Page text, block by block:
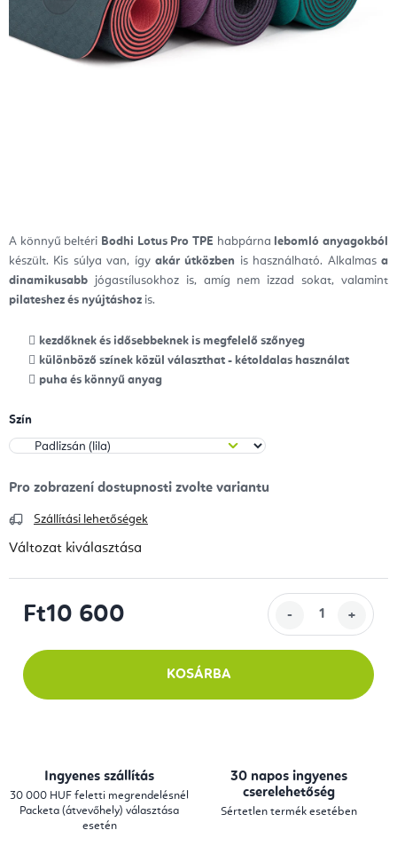
A könnyű beltéri Bodhi Lotus Pro TPE habpárna lebomló anyagokból
készült. Kis súlya van, így akár útközben is használható. Alkalmasa
dinamikusabb jógastílusokhoz is, amíg nem izzad sokat, valamint
pilateshez és nyújtáshoz is.
kezdőknek és idősebbeknek is megfelelő szőnyeg
különböző színek közül választhat - kétoldalas használat
puha és könnyű anyag
Szín
Szállítási lehetőségek
Változat kiválasztása
Ft10 600
KOSÁRBA
Ingyenes szállítás
30 000 HUF feletti megrendelésnél
Packeta (átvevőhely) választása
esetén
30 napos ingyenes
cserelehetőség
Sértetlen termék esetében